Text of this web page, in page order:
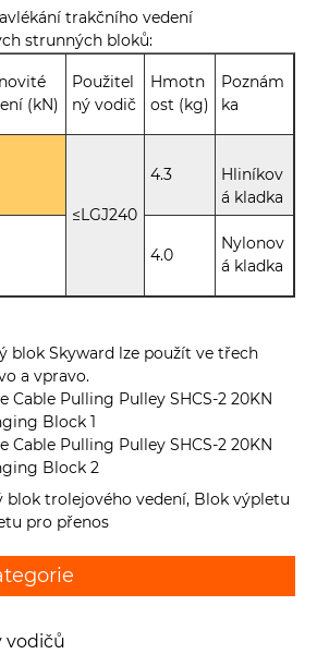
trakčního vedení
strunných bloků:
(kN)
Použitel
ný vodič
Hmotn
ost (kg)
Poznám
ka
≤LGJ240
4.3
Hliníkov
á kladka
4.0
Nylonov
á kladka
blok Skyward lze použít ve třech
a vpravo.
blok trolejového vedení, Blok výpletu
pro přenos
vodičů